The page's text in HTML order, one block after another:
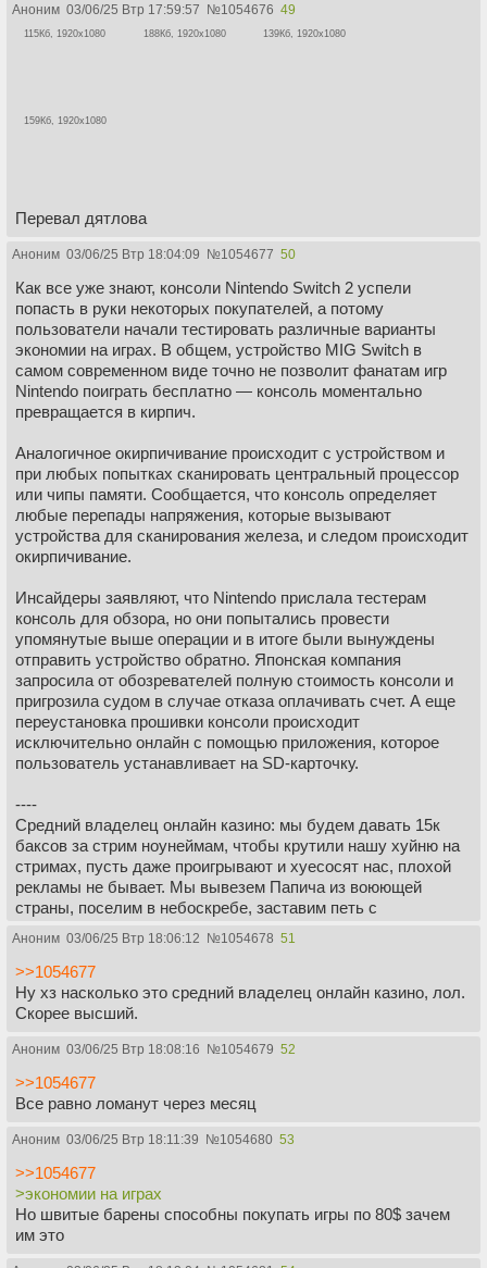
Аноним 03/06/25 Втр 17:59:57 №1054676 49
115Кб, 1920x1080 188Кб, 1920x1080 139Кб, 1920x1080
159Кб, 1920x1080
Перевал дятлова
Аноним 03/06/25 Втр 18:04:09 №1054677 50
Как все уже знают, консоли Nintendo Switch 2 успели
попасть в руки некоторых покупателей, а потому
пользователи начали тестировать различные варианты
экономии на играх. В общем, устройство MIG Switch в
самом современном виде точно не позволит фанатам игр
Nintendo поиграть бесплатно — консоль моментально
превращается в кирпич.
Аналогичное окирпичивание происходит с устройством и
при любых попытках сканировать центральный процессор
или чипы памяти. Сообщается, что консоль определяет
любые перепады напряжения, которые вызывают
устройства для сканирования железа, и следом происходит
окирпичивание.
Инсайдеры заявляют, что Nintendo прислала тестерам
консоль для обзора, но они попытались провести
упомянутые выше операции и в итоге были вынуждены
отправить устройство обратно. Японская компания
запросила от обозревателей полную стоимость консоли и
пригрозила судом в случае отказа оплачивать счет. А еще
переустановка прошивки консоли происходит
исключительно онлайн с помощью приложения, которое
пользователь устанавливает на SD-карточку.
----
Средний владелец онлайн казино: мы будем давать 15к
баксов за стрим ноунеймам, чтобы крутили нашу хуйню на
стримах, пусть даже проигрывают и хуесосят нас, плохой
рекламы не бывает. Мы вывезем Папича из воюющей
страны, поселим в небоскребе, заставим петь с
Нищая компания Нинтендо: ах тии обзерсик сломал
консольку за 300 дорар! Нацамуро Хуйсосаки в горе
отрезал себе пальцы и цлен! Мы будем судиться, мы
Какая же компания пидоров и хуесосов, просто пиздец
Аноним 03/06/25 Втр 18:06:12 №1054678 51
>>1054677
Ну хз насколько это средний владелец онлайн казино, лол.
Скорее высший.
Аноним 03/06/25 Втр 18:08:16 №1054679 52
>>1054677
Все равно ломанут через месяц
Аноним 03/06/25 Втр 18:11:39 №1054680 53
>>1054677
>экономии на играх
Но швитые барены способны покупать игры по 80$ зачем
им это